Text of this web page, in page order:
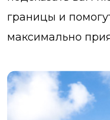
границы и
максимально